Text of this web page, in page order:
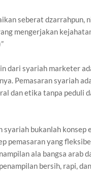
seberat dzarrahpun,
mengerjakan
dari syariah marketer
Pemasaran syariah
dan etika tanpa peduli
syariah bukanlah konsep
pemasaran yang
ala bangsa arab
bersih, rapi,